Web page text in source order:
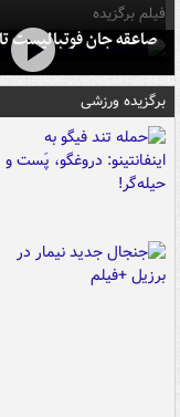
فیلم برگزیده
صاعقه جان فوتبالیست
برگزیده ورزشی